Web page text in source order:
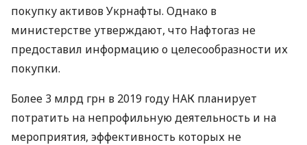
покупку активов Укрнафты. Однако в
министерстве утверждают, что Нафтогаз не
предоставил информацию о целесообразности их
покупки.
Более 3 млрд грн в 2019 году НАК планирует
потратить на непрофильную деятельность и на
мероприятия, эффективность которых не